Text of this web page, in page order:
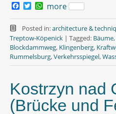
c
e
b
o
o
k
T
i
t
t
e
r
W
a
t
s
A
p
p
more
Posted in:architecture &
Treptow-Köpenick | Tagged: Bäume,
Blockdammweg, Klingenberg,
Rummelsburg,Verkehrsspiegel,
Kostrzyn nad
(Brücke und